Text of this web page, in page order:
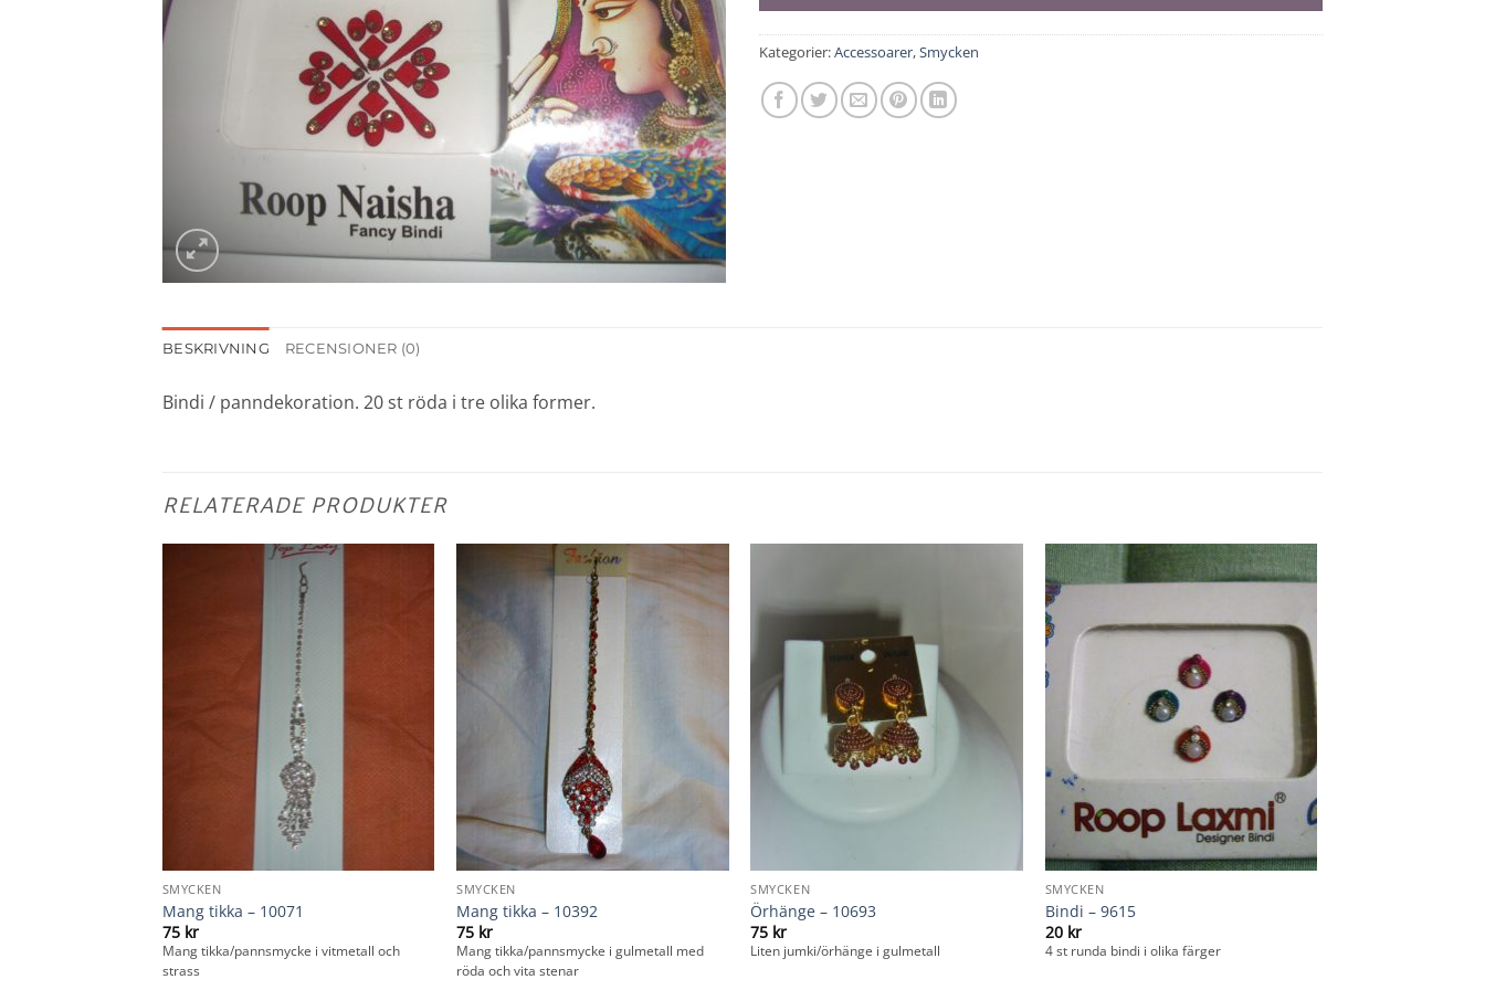
Kategorier:Accessoarer,Smycken
BESKRIVNING RECENSIONER (0)
Bindi / panndekoration. 20 st röda i tre olika former.
RELATERADE PRODUKTER
SMYCKEN
Mang tikka – 10071
75 kr
Mang tikka/pannsmycke i vitmetall och
strass
SMYCKEN
Mang tikka – 10392
75 kr
Mang tikka/pannsmycke i gulmetall med
röda och vita stenar
SMYCKEN
Örhänge – 10693
75 kr
Liten jumki/örhänge i gulmetall
SMYCKEN
Bindi – 9615
20 kr
4 st runda bindi i olika färger